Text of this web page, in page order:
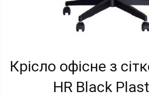
Крісло офісне з
HR Black